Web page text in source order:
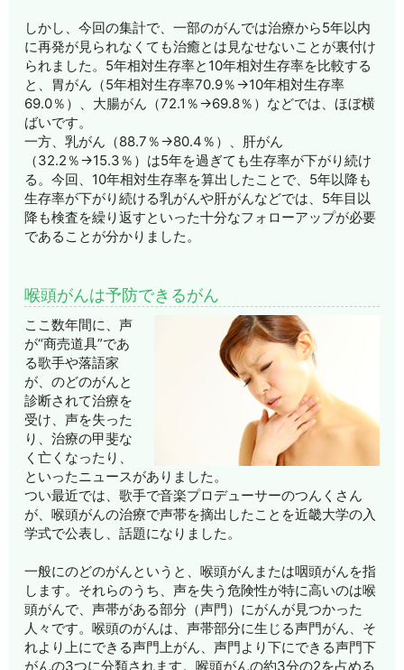
しかし、今回の集計で、一部のがんでは治療から5年以内
に再発が見られなくても治癒とは見なせないことが裏付け
られました。5年相対生存率と10年相対生存率を比較する
と、胃がん（5年相対生存率70.9％→10年相対生存率
69.0％）、大腸がん（72.1％→69.8％）などでは、ほぼ横
ばいです。
一方、乳がん（88.7％→80.4％）、肝がん
（32.2％→15.3％）は5年を過ぎても生存率が下がり続け
る。今回、10年相対生存率を算出したことで、5年以降も
生存率が下がり続ける乳がんや肝がんなどでは、5年目以
降も検査を繰り返すといった十分なフォローアップが必要
であることが分かりました。
喉頭がんは予防できるがん
ここ数年間に、声
が“商売道具”であ
る歌手や落語家
が、のどのがんと
診断されて治療を
受け、声を失った
り、治療の甲斐な
く亡くなったり、
といったニュースがありました。
つい最近では、歌手で音楽プロデューサーのつんくさん
が、喉頭がんの治療で声帯を摘出したことを近畿大学の入
学式で公表し、話題になりました。
一般にのどのがんというと、喉頭がんまたは咽頭がんを指
します。それらのうち、声を失う危険性が特に高いのは喉
頭がんで、声帯がある部分（声門）にがんが見つかった
人々です。喉頭のがんは、声帯部分に生じる声門がん、そ
れより上にできる声門上がん、声門より下にできる声門下
がんの3つに分類されます。喉頭がんの約3分の2を占める